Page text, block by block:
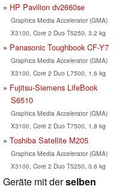
HP Pavilion dv2660se
Graphics Media Accelerator (GMA)
X3100, Core 2 Duo T5250, 3.2 kg
Panasonic Toughbook CF-Y7
Graphics Media Accelerator (GMA)
X3100, Core 2 Duo L7500, 1.6 kg
Fujitsu-Siemens LifeBook
S6510
Graphics Media Accelerator (GMA)
X3100, Core 2 Duo T7500, 1.8 kg
Toshiba Satellite M205
Graphics Media Accelerator (GMA)
X3100, Core 2 Duo T5250, 0.6 kg
Geräte mit derselben